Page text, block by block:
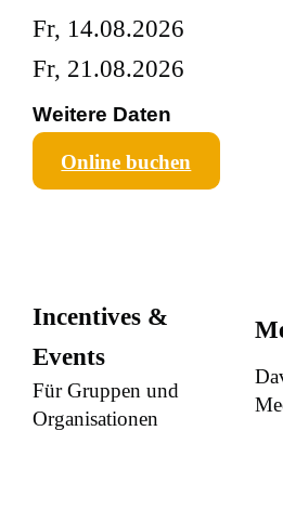
Fr, 14.08.2026
Fr, 21.08.2026
Weitere Daten
Online buchen
Incentives &
Events
Für Gruppen und
Organisationen